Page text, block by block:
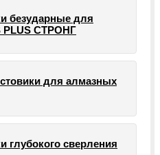
безударные для
PLUS СТРОНГ
для алмазных
глубокого сверления